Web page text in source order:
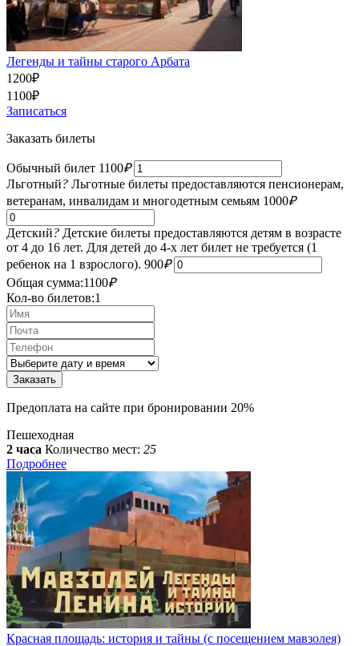
Легенды и тайны старого Арбата
1200₽
1100₽
Записаться
Заказать билеты
Обычный билет 1100₽
Льготный? Льготные билеты предоставляются пенсионерам,
ветеранам, инвалидам и многодетным семьям 1000₽
Детский? Детские билеты предоставляются детям в возрасте
от 4 до 16 лет. Для детей до 4-х лет билет не требуется (1
ребенок на 1 взрослого). 900₽
Общая сумма:1100₽
Кол-во билетов:1
Предоплата на сайте при бронировании 20%
Пешеходная
2 часа Количество мест: 25
Подробнее
Красная площадь: история и тайны (с посещением мавзолея)